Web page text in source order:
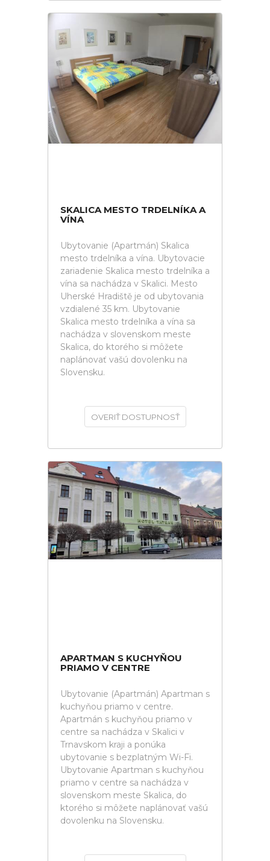
SKALICA MESTO TRDELNÍKA A
VÍNA
Ubytovanie (Apartmán) Skalica
mesto trdelníka a vína. Ubytovacie
zariadenie Skalica mesto trdelníka a
vína sa nachádza v Skalici. Mesto
Uherské Hradiště je od ubytovania
vzdialené 35 km. Ubytovanie
Skalica mesto trdelníka a vína sa
nachádza v slovenskom meste
Skalica, do ktorého si môžete
naplánovať vašú dovolenku na
Slovensku.
OVERIŤ DOSTUPNOSŤ
APARTMAN S KUCHYŇOU
PRIAMO V CENTRE
Ubytovanie (Apartmán) Apartman s
kuchyňou priamo v centre.
Apartmán s kuchyňou priamo v
centre sa nachádza v Skalici v
Trnavskom kraji a ponúka
ubytovanie s bezplatným Wi-Fi.
Ubytovanie Apartman s kuchyňou
priamo v centre sa nachádza v
slovenskom meste Skalica, do
ktorého si môžete naplánovať vašú
dovolenku na Slovensku.